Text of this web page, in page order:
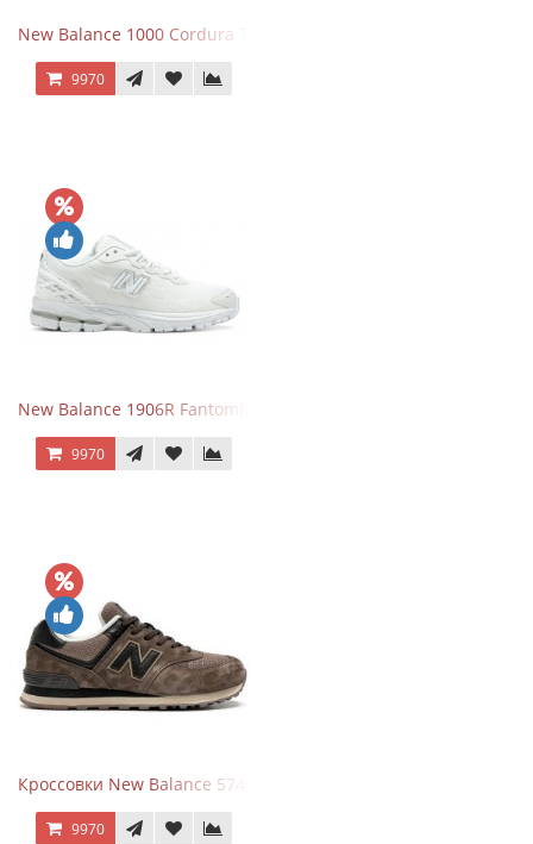
New Balance 1000 Cordura Trainers Black Cement
9970
New Balance 1906R Fantomfit White
9970
Кроссовки New Balance 574 Umber Black
9970